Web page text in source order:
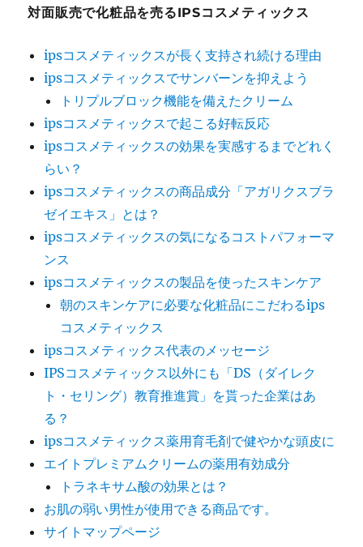
ッ
の
日
焼
け
止
め
キ
ビ
策
対面販売で化粧品を売るIPSコスメティックス
ipsコスメティックスが長く支持され続ける理由
ipsコスメティックスでサンバーンを抑えよう
トリプルブロック機能を備えたクリーム
ipsコスメティックスで起こる好転反応
ipsコスメティックスの効果を実感するまでどれく
らい？
ipsコスメティックスの商品成分「アガリクスブラ
ゼイエキス」とは？
ipsコスメティックスの気になるコストパフォーマ
ンス
ipsコスメティックスの製品を使ったスキンケア
朝のスキンケアに必要な化粧品にこだわるips
コスメティックス
ipsコスメティックス代表のメッセージ
IPSコスメティックス以外にも「DS（ダイレク
ト・セリング）教育推進賞」を貰った企業はあ
る？
ipsコスメティックス薬用育毛剤で健やかな頭皮に
エイトプレミアムクリームの薬用有効成分
トラネキサム酸の効果とは？
お肌の弱い男性が使用できる商品です。
サイトマップページ